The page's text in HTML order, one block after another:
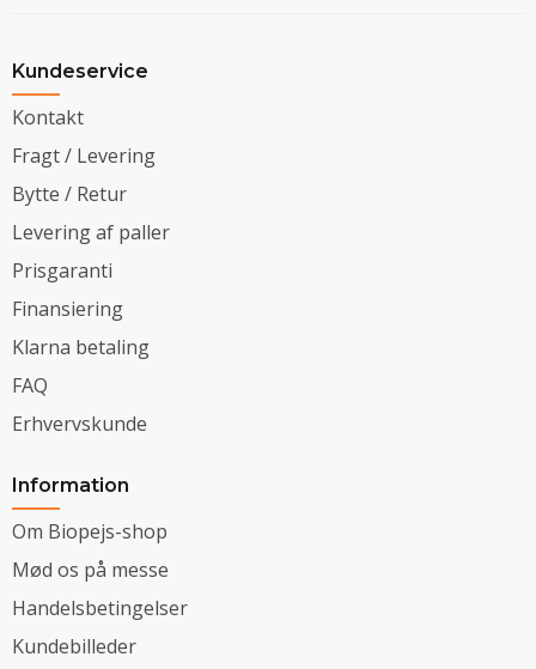
Kundeservice
Kontakt
Fragt / Levering
Bytte / Retur
Levering af paller
Prisgaranti
Finansiering
Klarna betaling
FAQ
Erhvervskunde
Information
Om Biopejs-shop
Mød os på messe
Handelsbetingelser
Kundebilleder